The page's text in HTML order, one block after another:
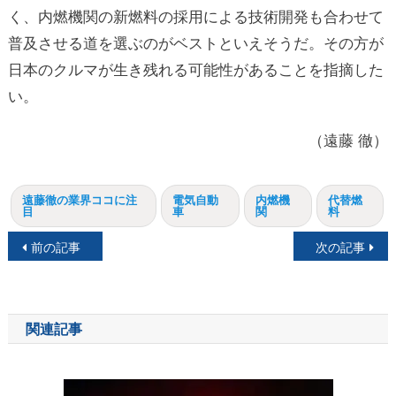
く、内燃機関の新燃料の採用による技術開発も合わせて
普及させる道を選ぶのがベストといえそうだ。その方が
日本のクルマが生き残れる可能性があることを指摘した
い。
（遠藤 徹）
遠藤徹の業界ココに注
目
電気自動
車
内燃機
関
代替燃
料
投
ナ
ビ
前の記事 次の記事
関連記事